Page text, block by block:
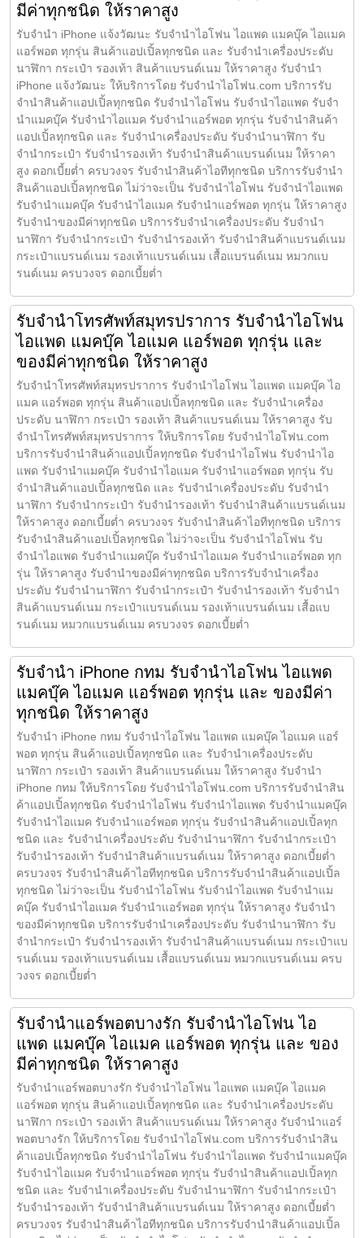
มีค่าทุกชนิด ให้ราคาสูง
รับจำนำ iPhone แจ้งวัฒนะ รับจำนำไอโฟน ไอแพด แมคบุ๊ค ไอแมค
แอร์พอต ทุกรุ่น สินค้าแอปเปิ้ลทุกชนิด และ รับจำนำเครื่องประดับ
นาฬิกา กระเป๋า รองเท้า สินค้าแบรนด์เนม ให้ราคาสูง รับจำนำ
iPhone แจ้งวัฒนะ ให้บริการโดย รับจํานําไอโฟน.com บริการรับ
จำนำสินค้าแอปเปิ้ลทุกชนิด รับจำนำไอโฟน รับจำนำไอแพด รับจำ
นำแมคบุ๊ค รับจำนำไอแมค รับจำนำแอร์พอต ทุกรุ่น รับจำนำสินค้า
แอปเปิ้ลทุกชนิด และ รับจำนำเครื่องประดับ รับจำนำนาฬิกา รับ
จำนำกระเป๋า รับจำนำรองเท้า รับจำนำสินค้าแบรนด์เนม ให้ราคา
สูง ดอกเบี้ยต่ำ ครบวงจร รับจำนำสินค้าไอทีทุกชนิด บริการรับจำนำ
สินค้าแอปเปิ้ลทุกชนิด ไม่ว่าจะเป็น รับจำนำไอโฟน รับจำนำไอแพด
รับจำนำแมคบุ๊ค รับจำนำไอแมค รับจำนำแอร์พอต ทุกรุ่น ให้ราคาสูง
รับจำนำของมีค่าทุกชนิด บริการรับจำนำเครื่องประดับ รับจำนำ
นาฬิกา รับจำนำกระเป๋า รับจำนำรองเท้า รับจำนำสินค้าแบรนด์เนม
กระเป๋าแบรนด์เนม รองเท้าแบรนด์เนม เสื้อแบรนด์เนม หมวกแบ
รนด์เนม ครบวงจร ดอกเบี้ยต่ำ
รับจำนำโทรศัพท์สมุทรปราการ รับจำนำไอโฟน
ไอแพด แมคบุ๊ค ไอแมค แอร์พอต ทุกรุ่น และ
ของมีค่าทุกชนิด ให้ราคาสูง
รับจำนำโทรศัพท์สมุทรปราการ รับจำนำไอโฟน ไอแพด แมคบุ๊ค ไอ
แมค แอร์พอต ทุกรุ่น สินค้าแอปเปิ้ลทุกชนิด และ รับจำนำเครื่อง
ประดับ นาฬิกา กระเป๋า รองเท้า สินค้าแบรนด์เนม ให้ราคาสูง รับ
จำนำโทรศัพท์สมุทรปราการ ให้บริการโดย รับจํานําไอโฟน.com
บริการรับจำนำสินค้าแอปเปิ้ลทุกชนิด รับจำนำไอโฟน รับจำนำไอ
แพด รับจำนำแมคบุ๊ค รับจำนำไอแมค รับจำนำแอร์พอต ทุกรุ่น รับ
จำนำสินค้าแอปเปิ้ลทุกชนิด และ รับจำนำเครื่องประดับ รับจำนำ
นาฬิกา รับจำนำกระเป๋า รับจำนำรองเท้า รับจำนำสินค้าแบรนด์เนม
ให้ราคาสูง ดอกเบี้ยต่ำ ครบวงจร รับจำนำสินค้าไอทีทุกชนิด บริการ
รับจำนำสินค้าแอปเปิ้ลทุกชนิด ไม่ว่าจะเป็น รับจำนำไอโฟน รับ
จำนำไอแพด รับจำนำแมคบุ๊ค รับจำนำไอแมค รับจำนำแอร์พอต ทุก
รุ่น ให้ราคาสูง รับจำนำของมีค่าทุกชนิด บริการรับจำนำเครื่อง
ประดับ รับจำนำนาฬิกา รับจำนำกระเป๋า รับจำนำรองเท้า รับจำนำ
สินค้าแบรนด์เนม กระเป๋าแบรนด์เนม รองเท้าแบรนด์เนม เสื้อแบ
รนด์เนม หมวกแบรนด์เนม ครบวงจร ดอกเบี้ยต่ำ
รับจำนำ iPhone กทม รับจำนำไอโฟน ไอแพด
แมคบุ๊ค ไอแมค แอร์พอต ทุกรุ่น และ ของมีค่า
ทุกชนิด ให้ราคาสูง
รับจำนำ iPhone กทม รับจำนำไอโฟน ไอแพด แมคบุ๊ค ไอแมค แอร์
พอต ทุกรุ่น สินค้าแอปเปิ้ลทุกชนิด และ รับจำนำเครื่องประดับ
นาฬิกา กระเป๋า รองเท้า สินค้าแบรนด์เนม ให้ราคาสูง รับจำนำ
iPhone กทม ให้บริการโดย รับจํานําไอโฟน.com บริการรับจำนำสิน
ค้าแอปเปิ้ลทุกชนิด รับจำนำไอโฟน รับจำนำไอแพด รับจำนำแมคบุ๊ค
รับจำนำไอแมค รับจำนำแอร์พอต ทุกรุ่น รับจำนำสินค้าแอปเปิ้ลทุก
ชนิด และ รับจำนำเครื่องประดับ รับจำนำนาฬิกา รับจำนำกระเป๋า
รับจำนำรองเท้า รับจำนำสินค้าแบรนด์เนม ให้ราคาสูง ดอกเบี้ยต่ำ
ครบวงจร รับจำนำสินค้าไอทีทุกชนิด บริการรับจำนำสินค้าแอปเปิ้ล
ทุกชนิด ไม่ว่าจะเป็น รับจำนำไอโฟน รับจำนำไอแพด รับจำนำแม
คบุ๊ค รับจำนำไอแมค รับจำนำแอร์พอต ทุกรุ่น ให้ราคาสูง รับจำนำ
ของมีค่าทุกชนิด บริการรับจำนำเครื่องประดับ รับจำนำนาฬิกา รับ
จำนำกระเป๋า รับจำนำรองเท้า รับจำนำสินค้าแบรนด์เนม กระเป๋าแบ
รนด์เนม รองเท้าแบรนด์เนม เสื้อแบรนด์เนม หมวกแบรนด์เนม ครบ
วงจร ดอกเบี้ยต่ำ
รับจำนำแอร์พอตบางรัก รับจำนำไอโฟน ไอ
แพด แมคบุ๊ค ไอแมค แอร์พอต ทุกรุ่น และ ของ
มีค่าทุกชนิด ให้ราคาสูง
รับจำนำแอร์พอตบางรัก รับจำนำไอโฟน ไอแพด แมคบุ๊ค ไอแมค
แอร์พอต ทุกรุ่น สินค้าแอปเปิ้ลทุกชนิด และ รับจำนำเครื่องประดับ
นาฬิกา กระเป๋า รองเท้า สินค้าแบรนด์เนม ให้ราคาสูง รับจำนำแอร์
พอตบางรัก ให้บริการโดย รับจํานําไอโฟน.com บริการรับจำนำสิน
ค้าแอปเปิ้ลทุกชนิด รับจำนำไอโฟน รับจำนำไอแพด รับจำนำแมคบุ๊ค
รับจำนำไอแมค รับจำนำแอร์พอต ทุกรุ่น รับจำนำสินค้าแอปเปิ้ลทุก
ชนิด และ รับจำนำเครื่องประดับ รับจำนำนาฬิกา รับจำนำกระเป๋า
รับจำนำรองเท้า รับจำนำสินค้าแบรนด์เนม ให้ราคาสูง ดอกเบี้ยต่ำ
ครบวงจร รับจำนำสินค้าไอทีทุกชนิด บริการรับจำนำสินค้าแอปเปิ้ล